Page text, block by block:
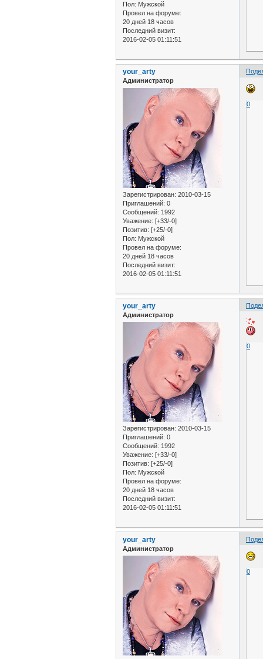
Пол: Мужской
Провел на форуме:
20 дней 18 часов
Последний визит:
2016-02-05 01:11:51
your_arty
Администратор
Зарегистрирован: 2010-03-15
Приглашений: 0
Сообщений: 1992
Уважение: [+33/-0]
Позитив: [+25/-0]
Пол: Мужской
Провел на форуме:
20 дней 18 часов
Последний визит:
2016-02-05 01:11:51
0
your_arty
Администратор
Зарегистрирован: 2010-03-15
Приглашений: 0
Сообщений: 1992
Уважение: [+33/-0]
Позитив: [+25/-0]
Пол: Мужской
Провел на форуме:
20 дней 18 часов
Последний визит:
2016-02-05 01:11:51
0
your_arty
Администратор
0